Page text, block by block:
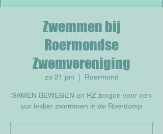
Zwemmen bij
Roermondse
Zwemvereniging
zo 21 jan Roermond
SAMEN BEWEGEN en RZ zorgen voor een
uur lekker zwemmen in de Roerdomp